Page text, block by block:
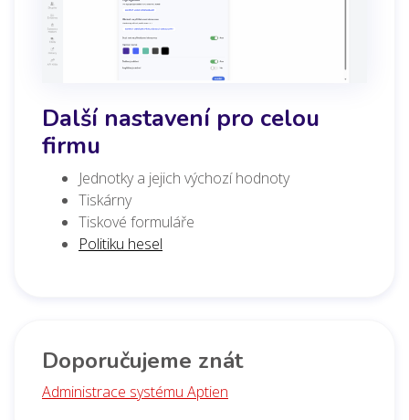
Další nastavení pro celou
firmu
Jednotky a jejich výchozí hodnoty
Tiskárny
Tiskové formuláře
Politiku hesel
Doporučujeme znát
Administrace systému Aptien